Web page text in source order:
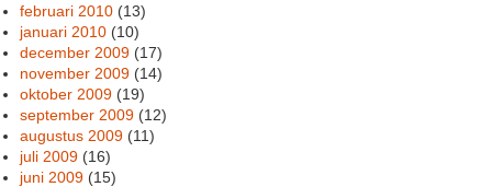
februari 2010 (13)
januari 2010 (10)
december 2009 (17)
november 2009 (14)
oktober 2009 (19)
september 2009 (12)
augustus 2009 (11)
juli 2009 (16)
juni 2009 (15)